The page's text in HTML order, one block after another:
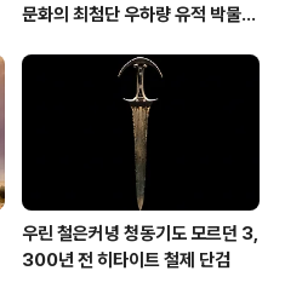
문화의 최첨단 우하량 유적 박물관
우린 철은커녕 청동기도 모르던 3,
300년 전 히타이트 철제 단검